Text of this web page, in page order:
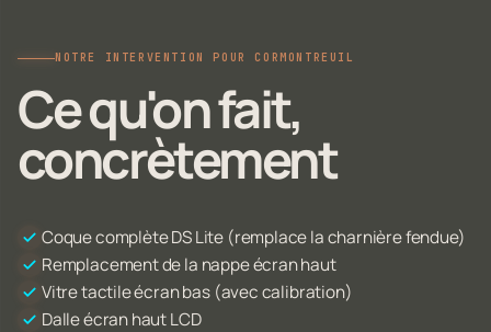
NOTRE INTERVENTION POUR CORMONTREUIL
Ce qu'on fait,
concrètement
Coque complète DS Lite (remplace la charnière fendue)
Remplacement de la nappe écran haut
Vitre tactile écran bas (avec calibration)
Dalle écran haut LCD